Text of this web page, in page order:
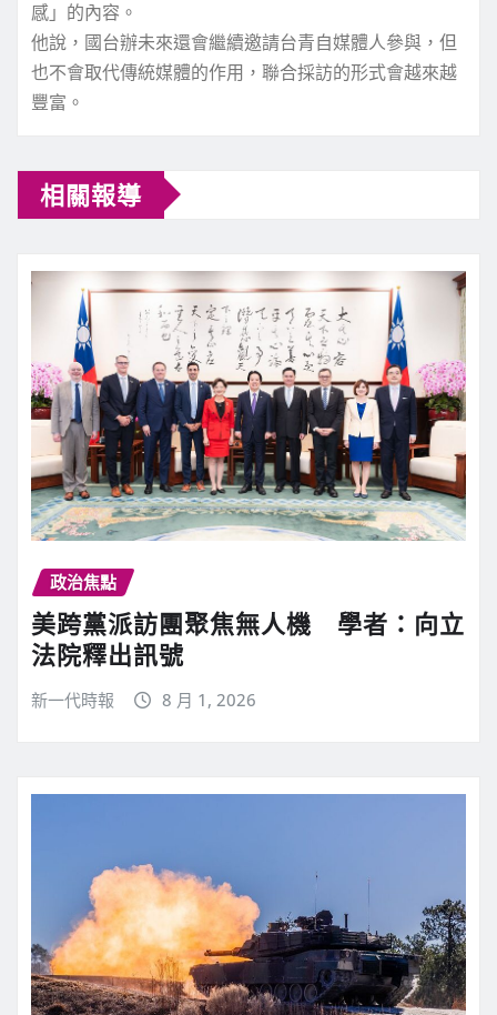
感」的內容。
他說，國台辦未來還會繼續邀請台青自媒體人參與，但
也不會取代傳統媒體的作用，聯合採訪的形式會越來越
豐富。
相關報導
政治焦點
美跨黨派訪團聚焦無人機 學者：向立
法院釋出訊號
新一代時報 8 月 1, 2026